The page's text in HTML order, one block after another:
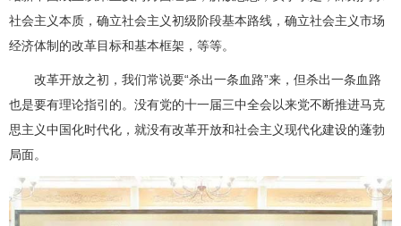
社会主义本质，确立社会主义初级阶段基本路线，确立社会主义市场
经济体制的改革目标和基本框架，等等。
改革开放之初，我们常说要“杀出一条血路”来，但杀出一条血路
也是要有理论指引的。没有党的十一届三中全会以来党不断推进马克
思主义中国化时代化，就没有改革开放和社会主义现代化建设的蓬勃
局面。